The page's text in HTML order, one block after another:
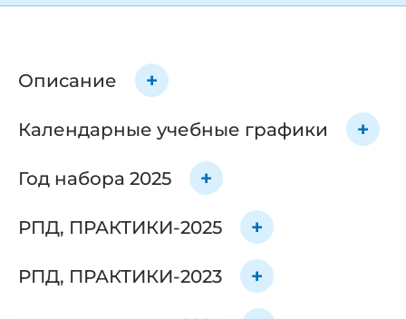
Описание
Календарные учебные графики
Год набора 2025
РПД, ПРАКТИКИ-2025
РПД, ПРАКТИКИ-2023